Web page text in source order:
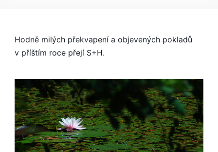
Hodně milých překvapení a objevených pokladů
v příštím roce přejí S+H.